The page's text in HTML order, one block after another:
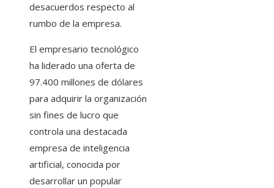
desacuerdos respecto al
rumbo de la empresa.
El empresario tecnológico
ha liderado una oferta de
97.400 millones de dólares
para adquirir la organización
sin fines de lucro que
controla una destacada
empresa de inteligencia
artificial, conocida por
desarrollar un popular